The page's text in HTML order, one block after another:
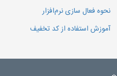
نحوه فعال سازی نرم‌افزار
آموزش استفاده از کد تخفیف